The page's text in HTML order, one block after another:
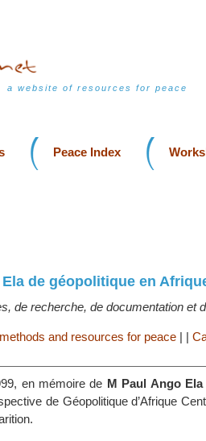
a website of resources for peace
Peace Index
de géopolitique en
de recherche, de documentation et
and resources for peace | |
en mémoire de M Paul Ango Ela
de Géopolitique d’Afrique